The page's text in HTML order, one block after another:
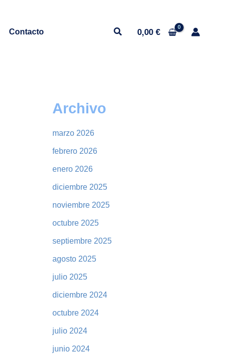
Contacto 0,00 €
Archivo
marzo 2026
febrero 2026
enero 2026
diciembre 2025
noviembre 2025
octubre 2025
septiembre 2025
agosto 2025
julio 2025
diciembre 2024
octubre 2024
julio 2024
junio 2024